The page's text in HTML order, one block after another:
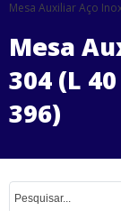
Mesa Auxiliar Aço
Mesa
304 (L
396)